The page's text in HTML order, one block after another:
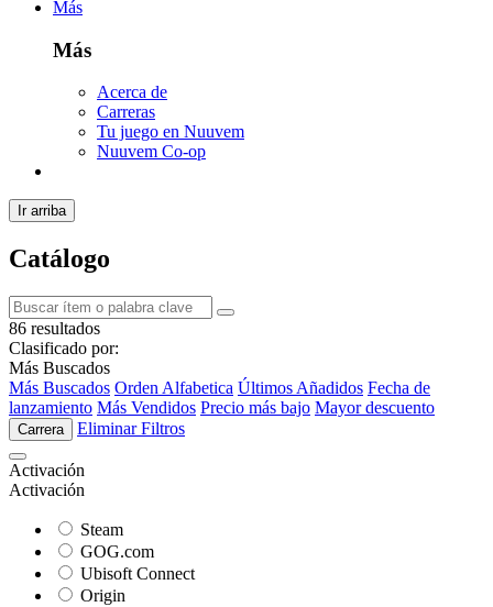
Más
Más
Acerca de
Carreras
Tu juego en Nuuvem
Nuuvem Co-op
Ir arriba
Catálogo
86 resultados
Clasificado por:
Más Buscados
Más Buscados Orden Alfabetica Últimos Añadidos Fecha de
lanzamiento Más Vendidos Precio más bajo Mayor descuento
Carrera Eliminar Filtros
Activación
Activación
Steam
GOG.com
Ubisoft Connect
Origin